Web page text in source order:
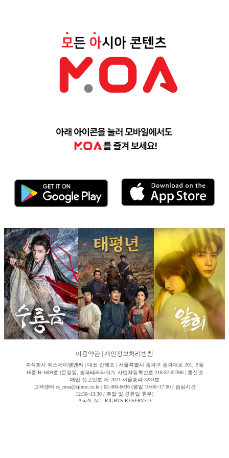
이용약관 개인정보처리방침
주식회사 에스제이엠엔씨 | 대표 안해조 | 서울특별시 송파구 송파대로 201, B동
16층 B-1609호 (문정동, 송파테라타워2) 사업자등록번호 218-87-02390 | 통신판
매업 신고번호 제-2024-서울송파-3233호
고객센터 cs_moa@sjmnc.co.kr | 02-400-6036 (평일 10:00~17:00 / 점심시간
12:30~13:30 / 주말 및 공휴일 휴무)
AsiaN. ALL RIGHTS RESERVED